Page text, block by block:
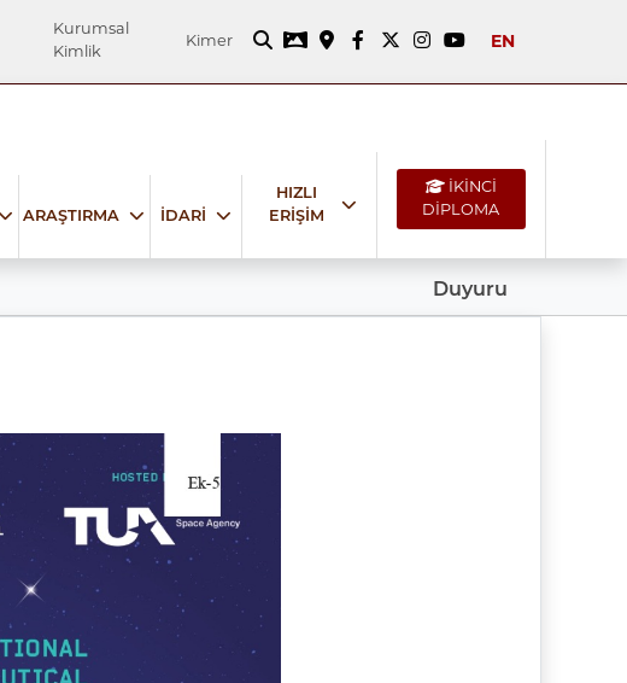
Kurumsal
Kimlik
Kimer EN
ARAŞTIRMA İDARİ
HIZLI
ERİŞİM
İKİNCİ
DİPLOMA
Duyuru